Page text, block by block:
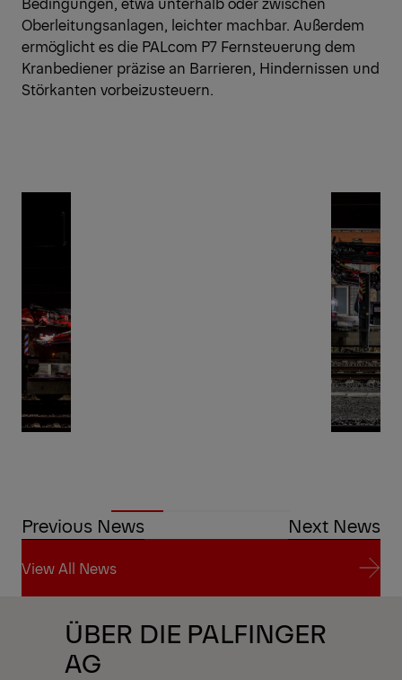
Oberleitungsanlagen, leichter machbar. Außerdem
ermöglicht es die PALcom P7 Fernsteuerung dem
Kranbediener präzise an Barrieren, Hindernissen und
Störkanten vorbeizusteuern.
Previous News Next News
View All News
View All News
ÜBER DIE PALFINGER
AG